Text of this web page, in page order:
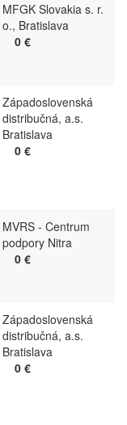
MFGK Slovakia s. r.
o., Bratislava
0 €
Západoslovenská
distribučná, a.s.
Bratislava
0 €
MVRS - Centrum
podpory Nitra
0 €
Západoslovenská
distribučná, a.s.
Bratislava
0 €